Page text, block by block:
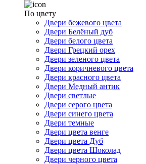
По цвету
Двери бежевого цвета
Двери Белёный дуб
Двери белого цвета
Двери Грецкий орех
Двери зеленого цвета
Двери коричневого цвета
Двери красного цвета
Двери Медный антик
Двери светлые
Двери серого цвета
Двери синего цвета
Двери темные
Двери цвета венге
Двери цвета Дуб
Двери цвета Шоколад
Двери черного цвета